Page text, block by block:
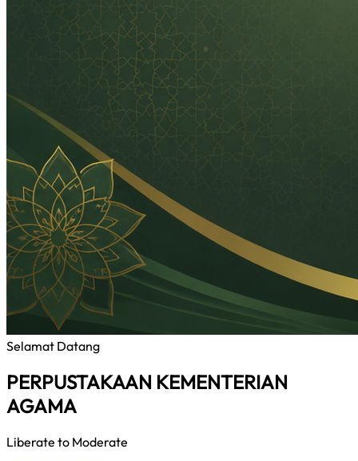
Selamat Datang
PERPUSTAKAAN KEMENTERIAN
AGAMA
Liberate to Moderate